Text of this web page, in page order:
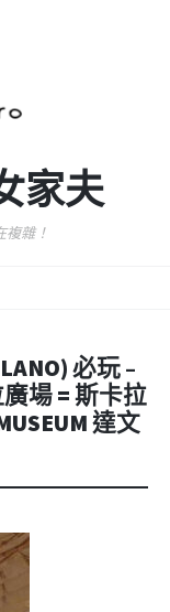
家夫
複雜！
必玩 –
廣場 = 斯卡拉
達文